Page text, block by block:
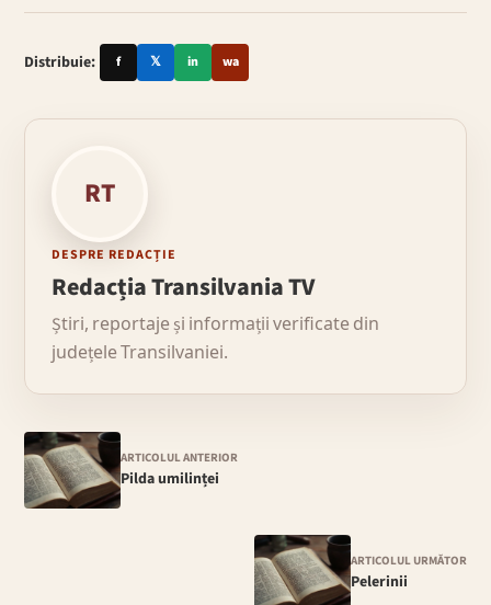
Distribuie: f 𝕏 in wa
RT
DESPRE REDACȚIE
Redacția Transilvania TV
Știri, reportaje și informații verificate din
județele Transilvaniei.
ARTICOLUL ANTERIOR
Pilda umilinței
ARTICOLUL URMĂTOR
Pelerinii